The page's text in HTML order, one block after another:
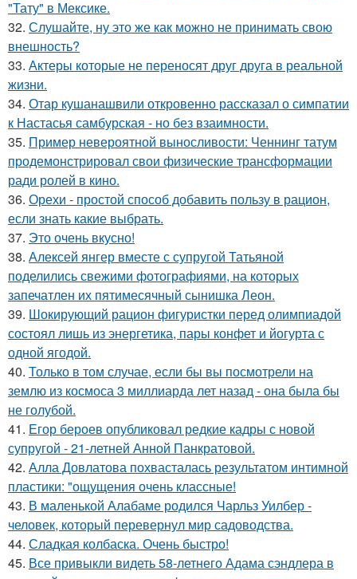
"Тату" в Мексике.
32. Слушайте, ну это же как можно не принимать свою
внешность?
33. Актеры которые не переносят друг друга в реальной
жизни.
34. Отар кушанашвили откровенно рассказал о симпатии
к Настасья самбурская - но без взаимности.
35. Пример невероятной выносливости: Ченнинг татум
продемонстрировал свои физические трансформации
ради ролей в кино.
36. Орехи - простой способ добавить пользу в рацион,
если знать какие выбрать.
37. Это очень вкусно!
38. Алексей янгер вместе с супругой Татьяной
поделились свежими фотографиями, на которых
запечатлен их пятимесячный сынишка Леон.
39. Шокирующий рацион фигуристки перед олимпиадой
состоял лишь из энергетика, пары конфет и йогурта с
одной ягодой.
40. Только в том случае, если бы вы посмотрели на
землю из космоса 3 миллиарда лет назад - она была бы
не голубой.
41. Егор бероев опубликовал редкие кадры с новой
супругой - 21-летней Анной Панкратовой.
42. Алла Довлатова похвасталась результатом интимной
пластики: "ощущения очень классные!
43. В маленькой Алабаме родился Чарльз Уилбер -
человек, который перевернул мир садоводства.
44. Сладкая колбаска. Очень быстро!
45. Все привыкли видеть 58-летнего Адама сэндлера в